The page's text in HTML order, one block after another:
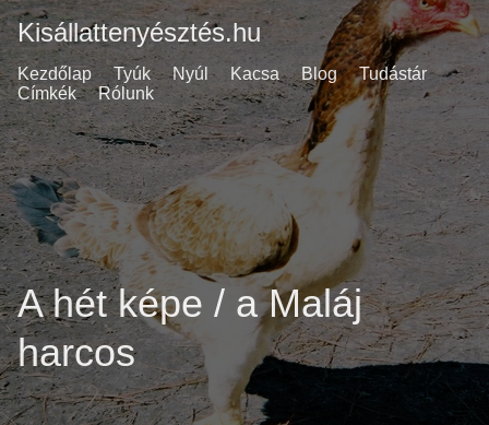
Kisállattenyésztés.hu
Kezdőlap Tyúk Nyúl Kacsa Blog
Tudástár
Címkék
Rólunk
A hét képe / a Maláj
harcos